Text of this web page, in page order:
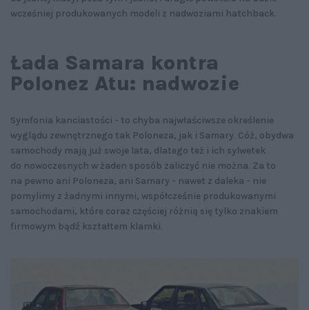
wcześniej produkowanych modeli z nadwoziami hatchback.
Łada Samara kontra
Polonez Atu: nadwozie
Symfonia kanciastości - to chyba najwłaściwsze określenie
wyglądu zewnętrznego tak Poloneza, jak i Samary. Cóż, obydwa
samochody mają już swoje lata, dlatego też i ich sylwetek
do nowoczesnych w żaden sposób zaliczyć nie można. Za to
na pewno ani Poloneza, ani Samary - nawet z daleka - nie
pomylimy z żadnymi innymi, współcześnie produkowanymi
samochodami, które coraz częściej różnią się tylko znakiem
firmowym bądź kształtem klamki.